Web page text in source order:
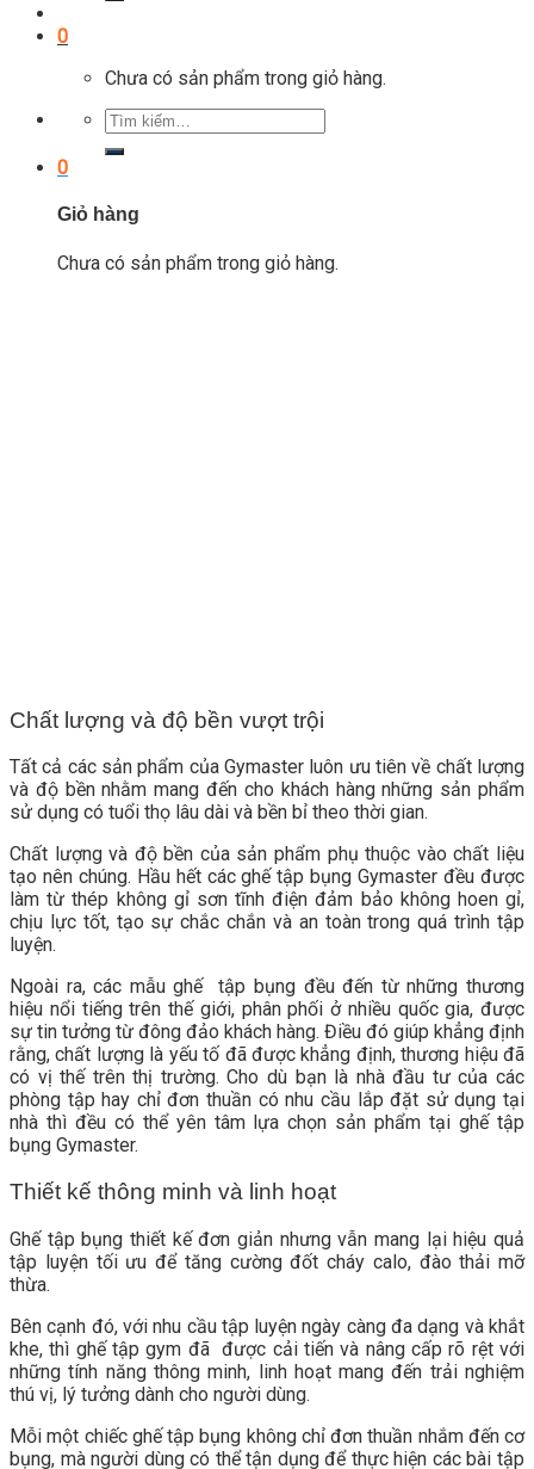
0
Chưa có sản phẩm trong giỏ hàng.
Tìm
kiếm:
0
Giỏ hàng
Chưa có sản phẩm trong giỏ hàng.
Chất lượng và độ bền vượt trội
Tất cả các sản phẩm của Gymaster luôn ưu tiên về chất lượng
và độ bền nhằm mang đến cho khách hàng những sản phẩm
sử dụng có tuổi thọ lâu dài và bền bỉ theo thời gian.
Chất lượng và độ bền của sản phẩm phụ thuộc vào chất liệu
tạo nên chúng. Hầu hết các ghế tập bụng Gymaster đều được
làm từ thép không gỉ sơn tĩnh điện đảm bảo không hoen gỉ,
chịu lực tốt, tạo sự chắc chắn và an toàn trong quá trình tập
luyện.
Ngoài ra, các mẫu ghế tập bụng đều đến từ những thương
hiệu nổi tiếng trên thế giới, phân phối ở nhiều quốc gia, được
sự tin tưởng từ đông đảo khách hàng. Điều đó giúp khẳng định
rằng, chất lượng là yếu tố đã được khẳng định, thương hiệu đã
có vị thế trên thị trường. Cho dù bạn là nhà đầu tư của các
phòng tập hay chỉ đơn thuần có nhu cầu lắp đặt sử dụng tại
nhà thì đều có thể yên tâm lựa chọn sản phẩm tại ghế tập
bụng Gymaster.
Thiết kế thông minh và linh hoạt
Ghế tập bụng thiết kế đơn giản nhưng vẫn mang lại hiệu quả
tập luyện tối ưu để tăng cường đốt cháy calo, đào thải mỡ
thừa.
Bên cạnh đó, với nhu cầu tập luyện ngày càng đa dạng và khắt
khe, thì ghế tập gym đã được cải tiến và nâng cấp rõ rệt với
những tính năng thông minh, linh hoạt mang đến trải nghiệm
thú vị, lý tưởng dành cho người dùng.
Mỗi một chiếc ghế tập bụng không chỉ đơn thuần nhắm đến cơ
bụng, mà người dùng có thể tận dụng để thực hiện các bài tập